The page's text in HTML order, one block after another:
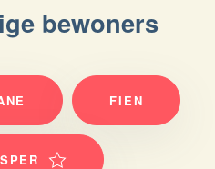
bewoners
FIEN